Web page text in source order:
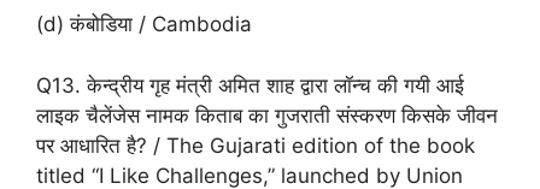
(d) कंबोडिया / Cambodia
Q13. केन्द्रीय गृह मंत्री अमित शाह द्वारा लॉन्च की गयी आई
लाइक चैलेंजेस नामक किताब का गुजराती संस्करण किसके जीवन
पर आधारित है? / The Gujarati edition of the book
titled “I Like Challenges,” launched by Union